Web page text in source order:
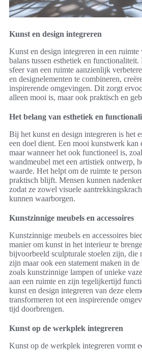
Kunst en design integreren
Kunst en design integreren in een
balans tussen esthetiek en
sfeer van een ruimte aanzienlijk
en designelementen te combineren,
inspirerende omgevingen. Dit zorgt
alleen mooi is, maar ook praktisch en
Het belang van esthetiek en
Bij het kunst en design integreren is het
een doel dient. Een mooi kunstwerk kan
maar wanneer het ook functioneel is,
wandmeubel met een artistiek ontwerp,
waarde. Het helpt om de ruimte te
praktisch blijft. Mensen kunnen
zodat ze zowel visuele
kunnen waarborgen.
Kunstzinnige meubels en accessoires
Kunstzinnige meubels en accessoires
manier om kunst in het interieur te
bijvoorbeeld sculpturale stoelen zijn, die
zijn maar ook een statement maken in de
zoals kunstzinnige lampen of unieke
aan een ruimte en zijn tegelijkertijd
kunst en design integreren van deze
transformeren tot een inspirerende
tijd doorbrengen.
Kunst op de werkplek integreren
Kunst op de werkplek integreren vormt